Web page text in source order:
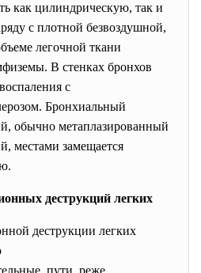
как цилиндрическую, так и
с плотной безвоздушной,
легочной ткани
В стенках бронхов
с
Бронхиальный
обычно метаплазированный
местами замещается
деструкций легких
деструкции легких
пути, реже